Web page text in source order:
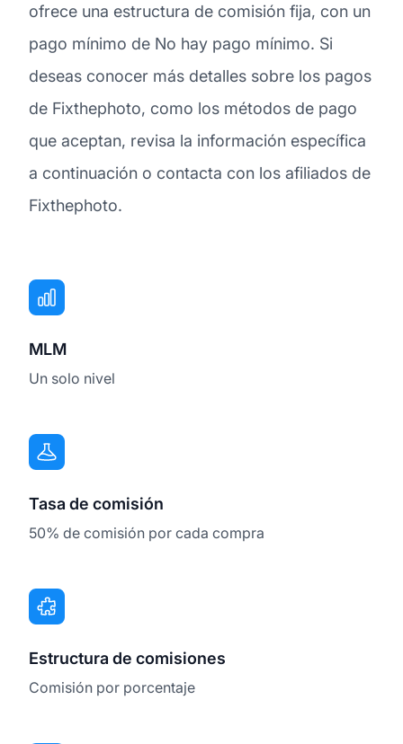
ofrece una estructura de comisión fija, con un
pago mínimo de No hay pago mínimo. Si
deseas conocer más detalles sobre los pagos
de Fixthephoto, como los métodos de pago
que aceptan, revisa la información específica
a continuación o contacta con los afiliados de
Fixthephoto.
MLM
Un solo nivel
Tasa de comisión
50% de comisión por cada compra
Estructura de comisiones
Comisión por porcentaje